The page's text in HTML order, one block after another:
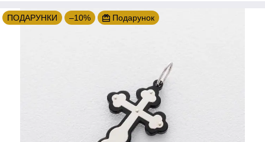
ПОДАРУНКИ –10% Подарунок